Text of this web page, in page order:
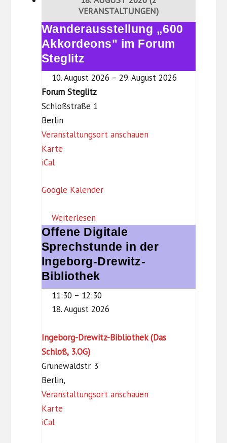
g
l
i
t
z
VERANSTALTUNGEN)
Wanderausstellung
„600
Akkordeons"
im
Wanderausstellung „600
Akkordeons" im Forum
Steglitz
10. August 2026 – 29. August 2026
Forum Steglitz
Schloßstraße 1
Berlin
Veranstaltungsort anschauen
KarteF
u
S
t
e
g
i
t
iCal
Google Kalender
Weiterlesen
Offene
Digitale
Sprechstunde
in
der
Ingeborg-
Offene Digitale
Sprechstunde in der
Ingeborg-Drewitz-
Bibliothek
11:30 – 12:30
18. August 2026
Ingeborg-Drewitz-Bibliothek (Das
Schloß, 3.OG)
Grunewaldstr. 3
Berlin,
Veranstaltungsort anschauen
KarteI
iCal